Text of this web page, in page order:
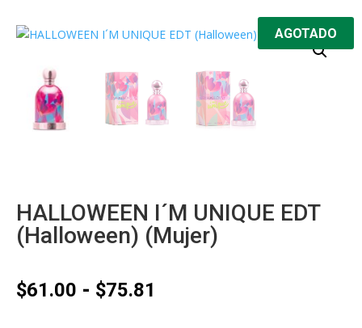
AGOTADO
HALLOWEEN I´M UNIQUE EDT
(Halloween) (Mujer)
$61.00 - $75.81